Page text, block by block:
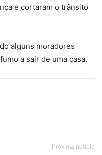
e cortaram o trânsito
alguns moradores
a sair de uma casa.
Próxima notícia